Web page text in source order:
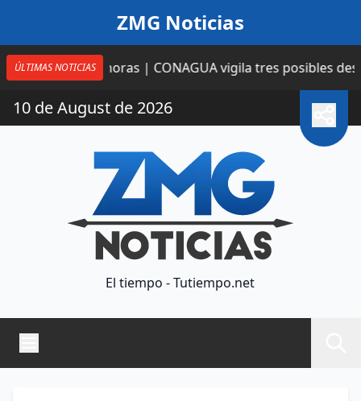
ZMG Noticias
ÚLTIMAS NOTICIAS
12 horas | CONAGUA vigila tres posibles
10 de August de 2026
El tiempo - Tutiempo.net